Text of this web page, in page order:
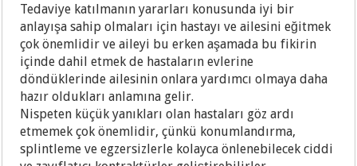
Tedaviye katılmanın yararları konusunda iyi bir
anlayışa sahip olmaları için hastayı ve ailesini eğitmek
çok önemlidir ve aileyi bu erken aşamada bu fikirin
içinde dahil etmek de hastaların evlerine
döndüklerinde ailesinin onlara yardımcı olmaya daha
hazır oldukları anlamına gelir.
Nispeten küçük yanıkları olan hastaları göz ardı
etmemek çok önemlidir, çünkü konumlandırma,
splintleme ve egzersizlerle kolayca önlenebilecek ciddi